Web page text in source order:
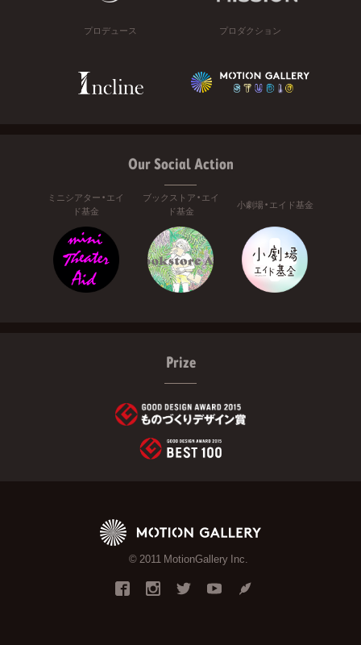
プロデュース プロダクション
Our Social Action
ミニシアター・エイ
ド基金
ブックストア・エイ
ド基金
小劇場・エイド基金
Prize
© 2011 MotionGallery Inc.